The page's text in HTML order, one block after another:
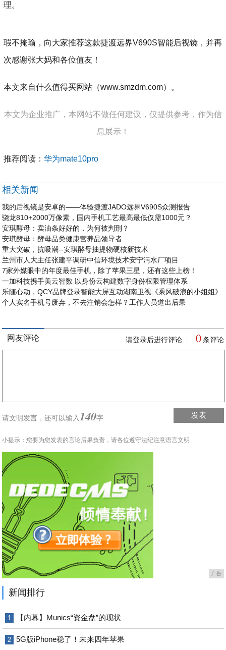
理。
瑕不掩瑜，向大家推荐这款捷渡远界V690S智能后视镜，并再
次感谢张大妈和各位值友！
本文来自什么值得买网站（www.smzdm.com）。
本文为企业推广，本网站不做任何建议，仅提供参考，作为信
息展示！
推荐阅读：华为mate10pro
相关新闻
我的后视镜是安卓的——体验捷渡JADO远界V690S众测报告
骁龙810+2000万像素，国内手机工艺最高最低仅需1000元？
安琪酵母：卖油条好好的，为何被判刑？
安琪酵母：酵母品类健康营养品领导者
重大突破，抗吸潮--安琪酵母抽提物硬核新技术
兰州市人大主任张建平调研中信环境技术安宁污水厂项目
7家外媒眼中的年度最佳手机，除了苹果三星，还有这些上榜！
一加科技携手美云智数 以身份云构建数字身份权限管理体系
乐随心动，QCY品牌登录智能大屏互动湖南卫视《乘风破浪的小姐姐》
个人实名手机号废弃，不去注销会怎样？工作人员道出后果
网友评论 请登录后进行评论 0 条评论
请文明发言，还可以输入 140字 发表
小提示：您要为您发表的言论后果负责，请各位遵守法纪注意语言文明
广告
新闻排行
1 【内幕】Munics“资金盘”的现状
2 5G版iPhone稳了！未来四年苹果